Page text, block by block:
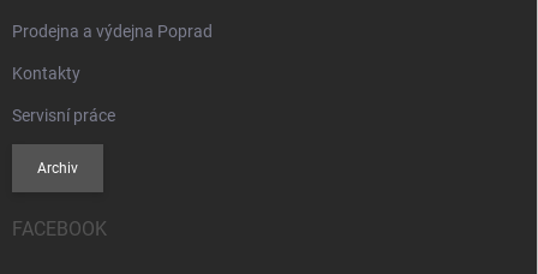
Prodejna a výdejna Poprad
Kontakty
Servisní práce
Archiv
FACEBOOK